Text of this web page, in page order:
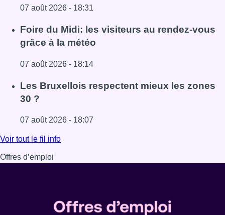
07 août 2026 - 18:31
Lire l'article Pizza Nizar: un coup de pub inattendu grâce
Foire du Midi: les visiteurs au rendez-vous
grâce à la météo
07 août 2026 - 18:14
Lire l'article Foire du Midi: les visiteurs au rendez-vous
Les Bruxellois respectent mieux les zones
30 ?
07 août 2026 - 18:07
Lire l'article Les Bruxellois respectent mieux les zones 30
Voir tout le fil info
Offres d’emploi